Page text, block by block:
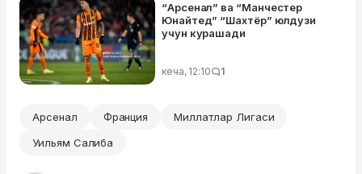
“Арсенал” ва “Манчестер
Юнайтед” “Шахтёр” юлдузи
учун курашади
кеча, 12:10 1
Арсенал Франция
Миллатлар Лигаси
Уильям Салиба